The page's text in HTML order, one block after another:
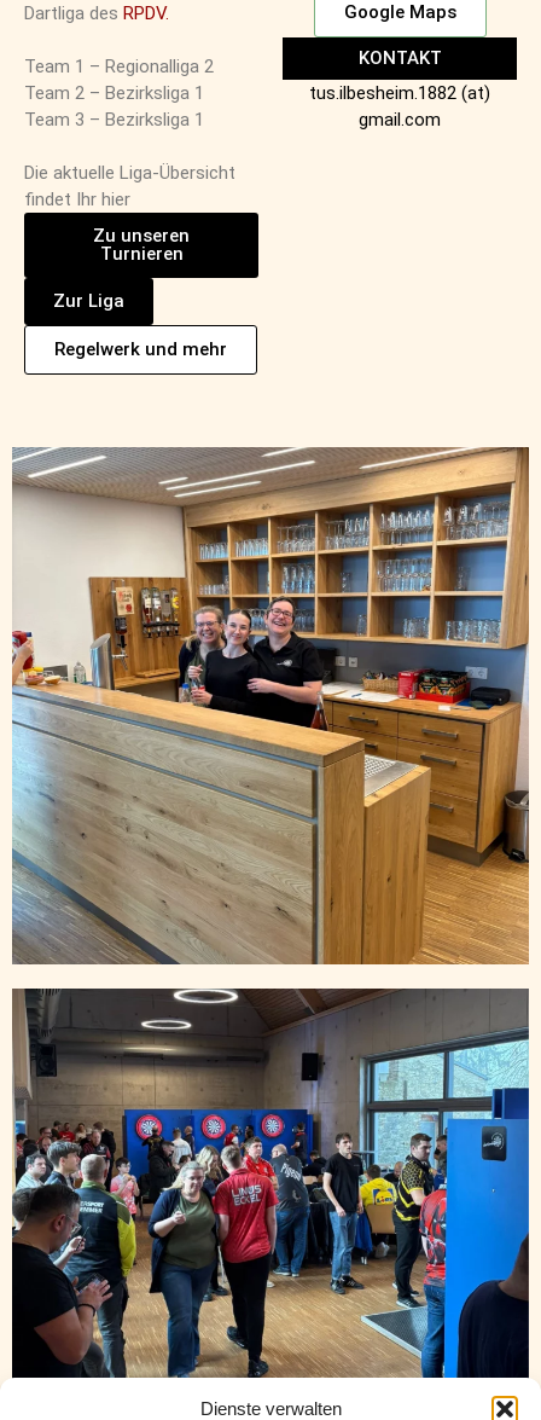
Dienste verwalten
Dartliga des RPDV.
Team 1 – Regionalliga 2
Team 2 – Bezirksliga 1
Team 3 – Bezirksliga 1
Die aktuelle Liga-Übersicht
findet Ihr hier
Zu unseren
Turnieren
Zur Liga
Regelwerk und mehr
Google Maps
KONTAKT
tus.ilbesheim.1882 (at)
gmail.com